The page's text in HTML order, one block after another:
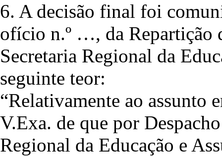
6. A decisão final foi
ofício n.º …, da Repartição
Secretaria Regional da
seguinte teor:
“Relativamente ao assunto
V.Exa. de que por
Regional da Educação e